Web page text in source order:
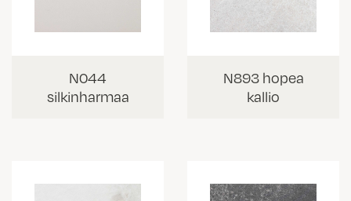
N044
silkinharmaa
N893 hopea
kallio